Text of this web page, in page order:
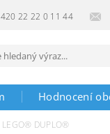
22 22 0 11 44
Hodnocení
LEGO® DUPLO®